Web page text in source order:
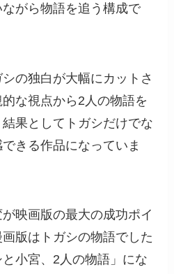
がら物語を追う構成で
の独白が大幅にカットさ
な視点から2人の物語を
果としてトガシだけでな
きる作品になっていま
映画版の最大の成功ポイ
版はトガシの物語でした
小宮、2人の物語」にな